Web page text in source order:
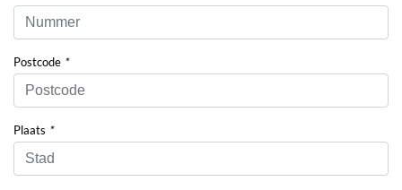
Postcode *
Plaats *